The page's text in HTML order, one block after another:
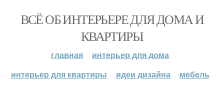
ВСЁ ОБ ИНТЕРЬЕРЕ ДЛЯ ДОМА И
КВАРТИРЫ
главная
интерьер для дома
интерьер для квартиры
идеи дизайна мебель